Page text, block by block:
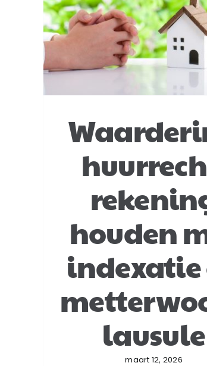
houden
indexatie
lausule
maart 12, 2026
Bezitseis BOR
Successiewet